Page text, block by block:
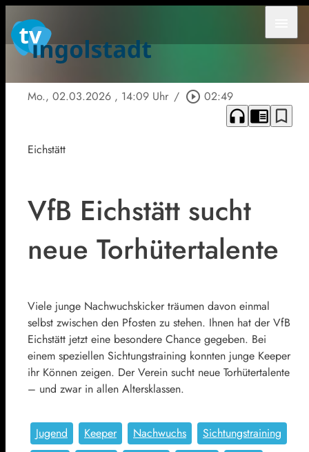
Mo., 02.03.2026 , 14:09 Uhr / play_circle_outline 02:49
headphones chrome_reader_mode bookmark_border
Eichstätt
VfB Eichstätt sucht
neue Torhütertalente
Viele junge Nachwuchskicker träumen davon einmal
selbst zwischen den Pfosten zu stehen. Ihnen hat der VfB
Eichstätt jetzt eine besondere Chance gegeben. Bei
einem speziellen Sichtungstraining konnten junge Keeper
ihr Können zeigen. Der Verein sucht neue Torhütertalente
– und zwar in allen Altersklassen.
Jugend Keeper Nachwuchs
Sichtungstraining